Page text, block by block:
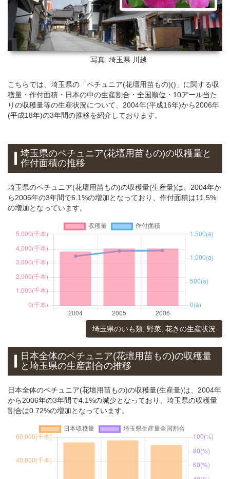
写真: 埼玉県 川越
こちらでは、埼玉県の「ペチュニア(花壇用苗もの)()」に関する収
穫量・作付面積・日本の中の生産割合・全国順位・10アール当た
りの収穫量等の生産状況について、2004年(平成16年)から2006年
(平成18年)の3年間の推移を紹介しております。
埼玉県のペチュニア(花壇用苗もの)の収穫量と
作付面積の推移
埼玉県のペチュニア(花壇用苗もの)の収穫量(生産量)は、2004年か
ら2006年の3年間で6.1%の増加となっており、作付面積は11.5%
の増加となっています。
埼玉県のいも類, 野菜, 花きの生産状況
日本全体のペチュニア(花壇用苗もの)の収穫量
と埼玉県の生産割合の推移
日本全体のペチュニア(花壇用苗もの)の収穫量(生産量)は、2004年
から2006年の3年間で4.1%の減少となっており、埼玉県の収穫量
割合は0.72%の増加となっています。